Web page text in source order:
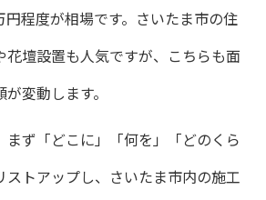
円程度が相場です。さいたま市の住
花壇設置も人気ですが、こちらも面
変動します。
まず「どこに」「何を」「どのくら
ストアップし、さいたま市内の施工